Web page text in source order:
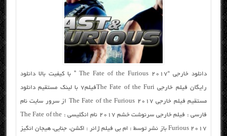
دانلود خارجی “The Fate of the Furious 2017 ” با کیفیت بالا دانلود
رایگان فیلم خارجی The Fate of the Furiفیلم7 با لینک مستقیم دانلود
مستقیم فیلم خارجی The Fate of the Furious 2017 از سرور سایت نام
فارسی : فیلم خارجی سرنوشت خشم ۲۰۱۷ نام انگلیسی : The Fate of the
Furious 2017 باز نشر توسط : ام بی فیلم ژانر : اکشن، جنایی، هیجان انگیز